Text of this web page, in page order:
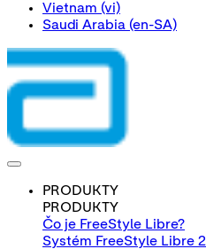
Vietnam (vi)
Saudi Arabia (en-SA)
PRODUKTY
PRODUKTY
Čo je FreeStyle Libre?
Systém FreeStyle Libre 2